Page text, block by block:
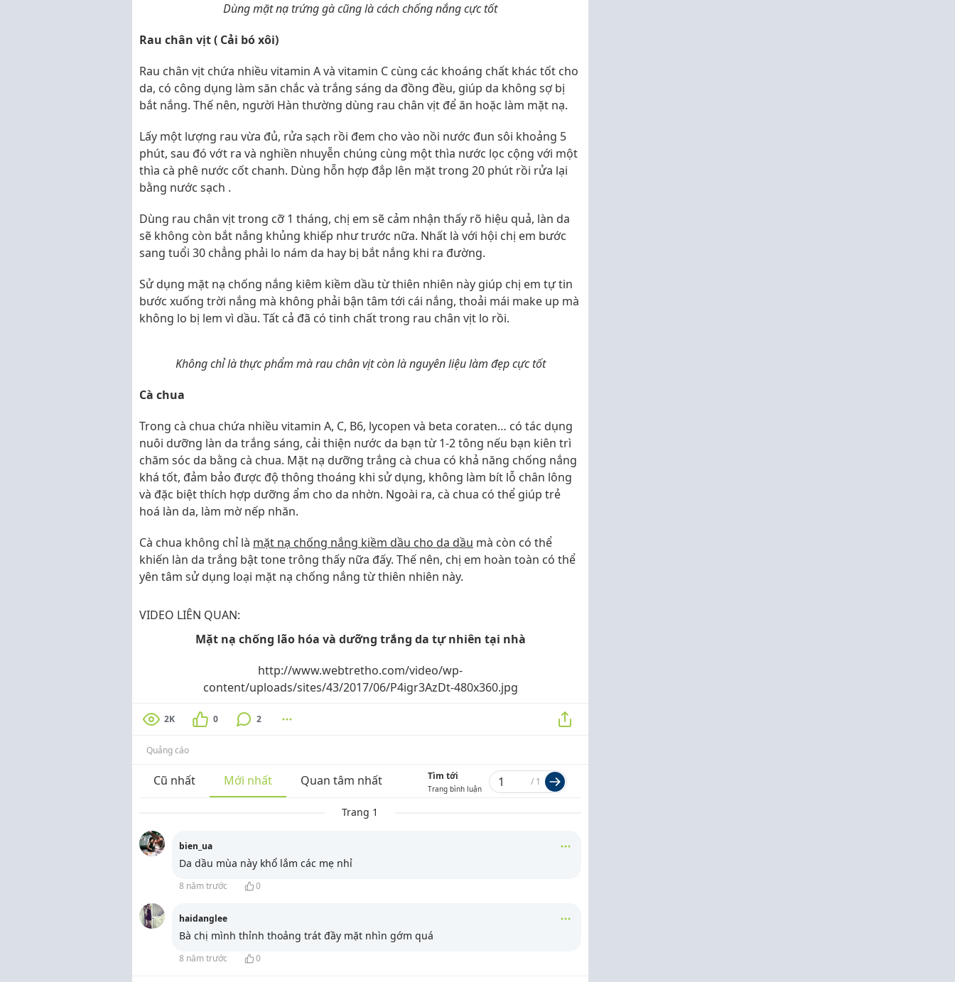
Dùng mặt nạ trứng gà cũng là cách chống nắng cực tốt
Rau chân vịt ( Cải bó xôi)
Rau chân vịt chứa nhiều vitamin A và vitamin C cùng các khoáng chất khác tốt cho
da, có công dụng làm săn chắc và trắng sáng da đồng đều, giúp da không sợ bị
bắt nắng. Thế nên, người Hàn thường dùng rau chân vịt để ăn hoặc làm mặt nạ.
Lấy một lượng rau vừa đủ, rửa sạch rồi đem cho vào nồi nước đun sôi khoảng 5
phút, sau đó vớt ra và nghiền nhuyễn chúng cùng một thìa nước lọc cộng với một
thìa cà phê nước cốt chanh. Dùng hỗn hợp đắp lên mặt trong 20 phút rồi rửa lại
bằng nước sạch .
Dùng rau chân vịt trong cỡ 1 tháng, chị em sẽ cảm nhận thấy rõ hiệu quả, làn da
sẽ không còn bắt nắng khủng khiếp như trước nữa. Nhất là với hội chị em bước
sang tuổi 30 chẳng phải lo nám da hay bị bắt nắng khi ra đường.
Sử dụng mặt nạ chống nắng kiêm kiềm dầu từ thiên nhiên này giúp chị em tự tin
bước xuống trời nắng mà không phải bận tâm tới cái nắng, thoải mái make up mà
không lo bị lem vì dầu. Tất cả đã có tinh chất trong rau chân vịt lo rồi.
Không chỉ là thực phẩm mà rau chân vịt còn là nguyên liệu làm đẹp cực tốt
Cà chua
Trong cà chua chứa nhiều vitamin A, C, B6, lycopen và beta coraten… có tác dụng
nuôi dưỡng làn da trắng sáng, cải thiện nước da bạn từ 1-2 tông nếu bạn kiên trì
chăm sóc da bằng cà chua. Mặt nạ dưỡng trắng cà chua có khả năng chống nắng
khá tốt, đảm bảo được độ thông thoáng khi sử dụng, không làm bít lỗ chân lông
và đặc biệt thích hợp dưỡng ẩm cho da nhờn. Ngoài ra, cà chua có thể giúp trẻ
hoá làn da, làm mờ nếp nhăn.
Cà chua không chỉ là mặt nạ chống nắng kiềm dầu cho da dầu mà còn có thể
khiến làn da trắng bật tone trông thấy nữa đấy. Thế nên, chị em hoàn toàn có thể
yên tâm sử dụng loại mặt nạ chống nắng từ thiên nhiên này.
VIDEO LIÊN QUAN:
Mặt nạ chống lão hóa và dưỡng trắng da tự nhiên tại nhà
http://www.webtretho.com/video/wp-
content/uploads/sites/43/2017/06/P4igr3AzDt-480x360.jpg
2K 0 2
Quảng cáo
Cũ nhất Mới nhất Quan tâm nhất Tìm tới
Trang bình luận
/ 1
Trang 1
bien_ua
Da dầu mùa này khổ lắm các mẹ nhỉ
8 năm trước 0
haidanglee
Bà chị mình thỉnh thoảng trát đầy mặt nhìn gớm quá
8 năm trước 0